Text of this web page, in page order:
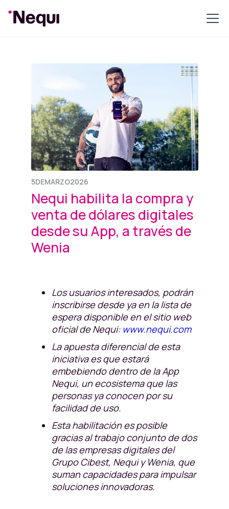
5DEMARZO2026
Nequi habilita la compra y
venta de dólares digitales
desde su App, a través de
Wenia
Los usuarios interesados, podrán
inscribirse desde ya en la lista de
espera disponible en el sitio web
oficial de Nequi: www.nequi.com
La apuesta diferencial de esta
iniciativa es que estará
embebiendo dentro de la App
Nequi, un ecosistema que las
personas ya conocen por su
facilidad de uso.
Esta habilitación es posible
gracias al trabajo conjunto de dos
de las empresas digitales del
Grupo Cibest, Nequi y Wenia, que
suman capacidades para impulsar
soluciones innovadoras.